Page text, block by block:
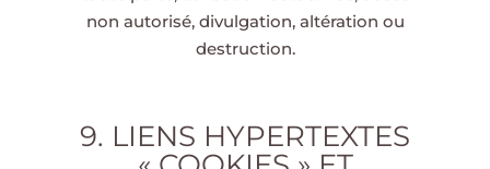
non autorisé, divulgation, altération ou
destruction.
9. LIENS HYPERTEXTES